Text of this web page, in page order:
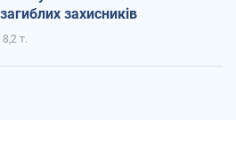
захисників
8,2 т.